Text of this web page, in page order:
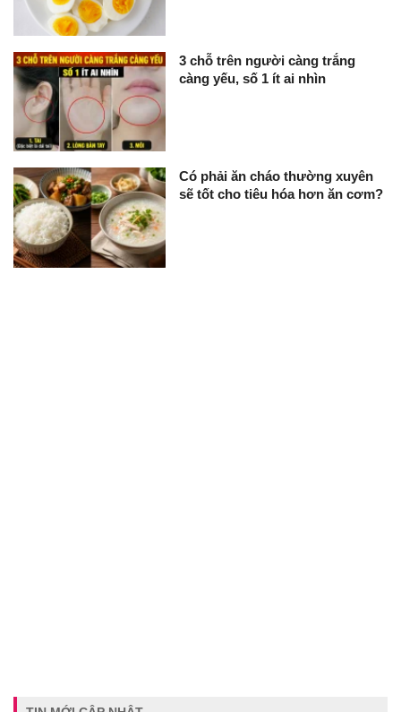
3 chỗ trên người càng trắng
càng yếu, số 1 ít ai nhìn
Có phải ăn cháo thường xuyên
sẽ tốt cho tiêu hóa hơn ăn cơm?